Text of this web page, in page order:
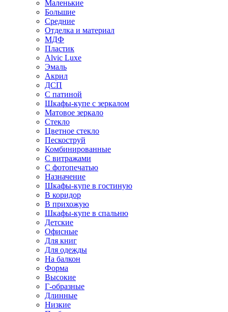
Маленькие
Большие
Средние
Отделка и материал
МДФ
Пластик
Alvic Luxe
Эмаль
Акрил
ДСП
С патиной
Шкафы-купе с зеркалом
Матовое зеркало
Стекло
Цветное стекло
Пескоструй
Комбинированные
С витражами
С фотопечатью
Назначение
Шкафы-купе в гостиную
В коридор
В прихожую
Шкафы-купе в спальню
Детские
Офисные
Для книг
Для одежды
На балкон
Форма
Высокие
Г-образные
Длинные
Низкие